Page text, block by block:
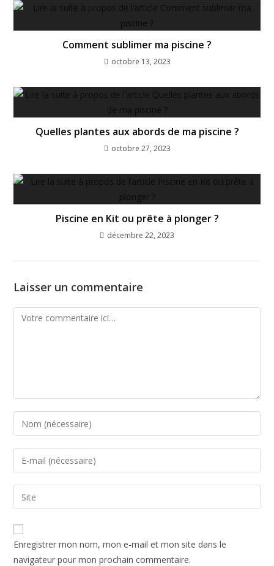
Comment sublimer ma piscine ?
octobre 13, 2023
Quelles plantes aux abords de ma piscine ?
octobre 27, 2023
Piscine en Kit ou prête à plonger ?
décembre 22, 2023
Laisser un commentaire
Enregistrer mon nom, mon e-mail et mon site dans le
navigateur pour mon prochain commentaire.